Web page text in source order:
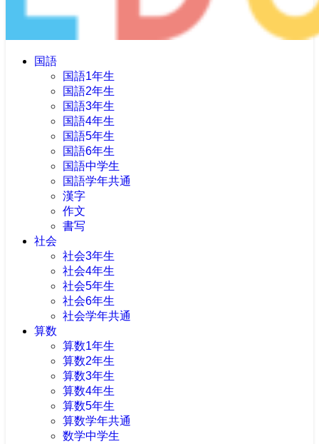
国語
国語1年生
国語2年生
国語3年生
国語4年生
国語5年生
国語6年生
国語中学生
国語学年共通
漢字
作文
書写
社会
社会3年生
社会4年生
社会5年生
社会6年生
社会学年共通
算数
算数1年生
算数2年生
算数3年生
算数4年生
算数5年生
算数学年共通
数学中学生